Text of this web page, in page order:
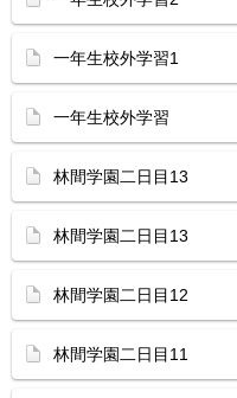
一年生校外学習1
一年生校外学習
林間学園二日目13
林間学園二日目13
林間学園二日目12
林間学園二日目11